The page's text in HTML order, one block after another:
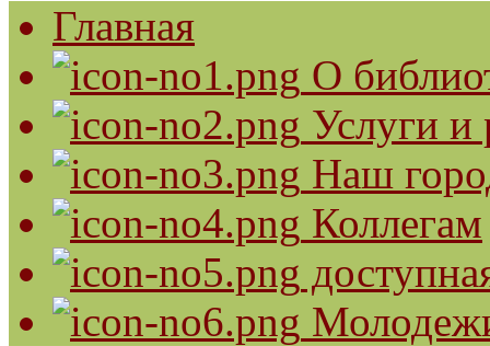
Главная
О
Услуги и
Наш
Коллегам